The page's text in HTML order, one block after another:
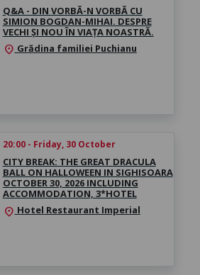
Q&A - DIN VORBĂ-N VORBĂ CU
SIMION BOGDAN-MIHAI. DESPRE
VECHI ȘI NOU ÎN VIAȚA NOASTRĂ.
location_on Grădina familiei Puchianu
20:00 - Friday, 30 October
CITY BREAK: THE GREAT DRACULA
BALL ON HALLOWEEN IN SIGHISOARA
OCTOBER 30, 2026 INCLUDING
ACCOMMODATION, 3*HOTEL
location_on Hotel Restaurant Imperial